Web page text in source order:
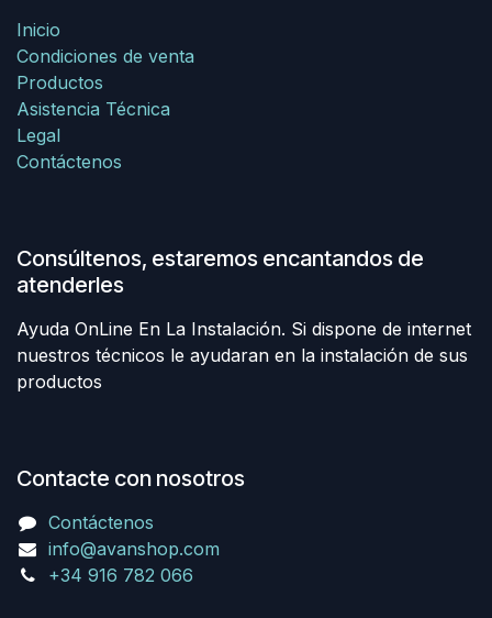
Inicio
Condiciones de venta
Productos
Asistencia Técnica
Legal
Contáctenos
Consúltenos, estaremos encantandos de
atenderles
Ayuda OnLine En La Instalación. Si dispone de internet
nuestros técnicos le ayudaran en la instalación de sus
productos
Contacte con nosotros
Contáctenos
info@avanshop.com
+34 916 782 066